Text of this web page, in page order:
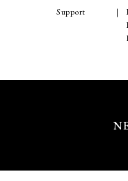
Support